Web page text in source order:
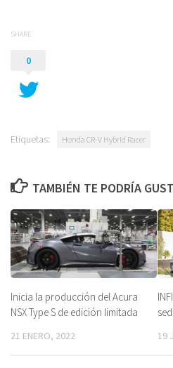
SHARE
0
Etiquetas: Honda CR-V Hybrid Racer
TAMBIÉN TE PODRÍA
Inicia la producción del Acura
NSX Type S de edición limitada
21 ENERO, 2022 19